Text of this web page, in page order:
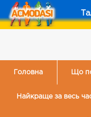
Головна Що
Найкраще за весь